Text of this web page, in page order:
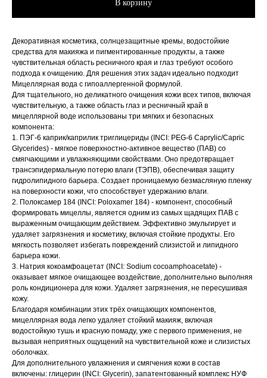
В корзину
Декоративная косметика, солнцезащитные кремы, водостойкие
средства для макияжа и пигментированные продукты, а также
чувствительная область ресничного края и глаз требуют особого
подхода к очищению. Для решения этих задач идеально подходит
Мицеллярная вода с гипоаллергенной формулой.
Для тщательного, но деликатного очищения кожи всех типов, включая
чувствительную, а также область глаз и ресничный край в
мицеллярной воде использованы три мягких и безопасных
компонента:
1. ПЭГ-6 каприк/каприлик триглицериды (INCI: PEG-6 Caprylic/Capric
Glycerides) - мягкое поверхностно-активное вещество (ПАВ) со
смягчающими и увлажняющими свойствами. Оно предотвращает
трансэпидермальную потерю влаги (ТЭПВ), обеспечивая защиту
гидролипидного барьера. Создает проницаемую безмасляную пленку
на поверхности кожи, что способствует удержанию влаги.
2. Полоксамер 184 (INCI: Poloxamer 184) - компонент, способный
формировать мицеллы, является одним из самых щадящих ПАВ с
выраженным очищающим действием. Эффективно эмульгирует и
удаляет загрязнения и косметику, включая стойкие продукты. Его
мягкость позволяет избегать повреждений слизистой и липидного
барьера кожи.
3. Натрия кокоамфоацетат (INCI: Sodium сocoamphoacetate) -
оказывает мягкое очищающее воздействие, дополнительно выполняя
роль кондиционера для кожи. Удаляет загрязнения, не пересушивая
кожу.
Благодаря комбинации этих трёх очищающих компонентов,
мицеллярная вода легко удаляет стойкий макияж, включая
водостойкую тушь и красную помаду, уже с первого применения, не
вызывая неприятных ощущений на чувствительной коже и слизистых
оболочках.
Для дополнительного увлажнения и смягчения кожи в состав
включены: глицерин (INCI: Glycerin), запатентованный комплекс НУФ